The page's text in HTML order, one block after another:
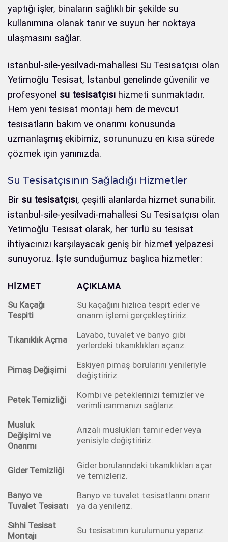
yaptığı işler, binaların sağlıklı bir şekilde su
kullanımına olanak tanır ve suyun her noktaya
ulaşmasını sağlar.
istanbul-sile-yesilvadi-mahallesi Su Tesisatçısı olan
Yetimoğlu Tesisat, İstanbul genelinde güvenilir ve
profesyonel su tesisatçısı hizmeti sunmaktadır.
Hem yeni tesisat montajı hem de mevcut
tesisatların bakım ve onarımı konusunda
uzmanlaşmış ekibimiz, sorununuzu en kısa sürede
çözmek için yanınızda.
Su Tesisatçısının Sağladığı Hizmetler
Bir su tesisatçısı, çeşitli alanlarda hizmet sunabilir.
istanbul-sile-yesilvadi-mahallesi Su Tesisatçısı olan
Yetimoğlu Tesisat olarak, her türlü su tesisat
ihtiyacınızı karşılayacak geniş bir hizmet yelpazesi
sunuyoruz. İşte sunduğumuz başlıca hizmetler:
HIZMET
AÇIKLAMA
Su Kaçağı
Tespiti
Su kaçağını hızlıca tespit eder ve
onarım işlemi gerçekleştiririz.
Tıkanıklık Açma
Lavabo, tuvalet ve banyo gibi
yerlerdeki tıkanıklıkları açarız.
Pimaş Değişimi
Eskiyen pimaş borularını yenileriyle
değiştiririz.
Petek Temizliği
Kombi ve peteklerinizi temizler ve
verimli ısınmanızı sağlarız.
Musluk
Değişimi ve
Onarımı
Arızalı muslukları tamir eder veya
yenisiyle değiştiririz.
Gider Temizliği
Gider borularındaki tıkanıklıkları açar
ve temizleriz.
Banyo ve
Tuvalet Tesisatı
Banyo ve tuvalet tesisatlarını onarır
ya da yenileriz.
Sıhhi Tesisat
Montajı
Su tesisatının kurulumunu yaparız.